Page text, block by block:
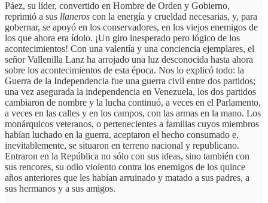
Páez, su líder, convertido en Hombre de Orden y Gobierno,
reprimió a sus llaneros con la energía y crueldad necesarias, y, para
gobernar, se apoyó en los conservadores, en los viejos enemigos de
los que ahora era ídolo. ¡Un giro inesperado pero lógico de los
acontecimientos! Con una valentía y una conciencia ejemplares, el
señor Vallenilla Lanz ha arrojado una luz desconocida hasta ahora
sobre los acontecimientos de esta época. Nos lo explicó todo: la
Guerra de la Independencia fue una guerra civil entre dos partidos;
una vez asegurada la independencia en Venezuela, los dos partidos
cambiaron de nombre y la lucha continuó, a veces en el Parlamento,
a veces en las calles y en los campos, con las armas en la mano. Los
monárquicos veteranos, o pertenecientes a familias cuyos miembros
habían luchado en la guerra, aceptaron el hecho consumado e,
inevitablemente, se situaron en terreno nacional y republicano.
Entraron en la República no sólo con sus ideas, sino también con
sus rencores, su odio violento contra los enemigos de los quince
años anteriores que les habían arruinado y matado a sus padres, a
sus hermanos y a sus amigos.